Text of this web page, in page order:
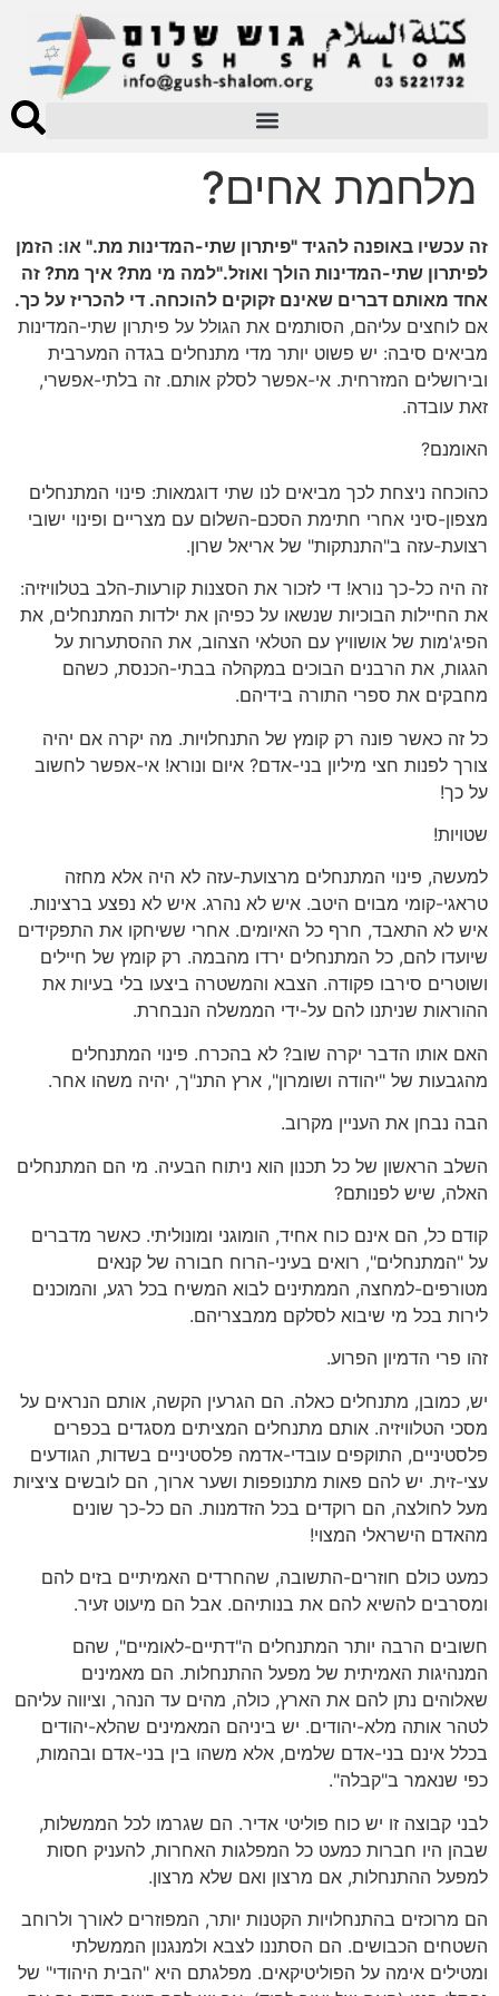
מלחמת אחים?
זה עכשיו באופנה להגיד "פיתרון שתי-המדינות מת." או: הזמן
לפיתרון שתי-המדינות הולך ואוזל."למה מי מת? איך מת? זה
אחד מאותם דברים שאינם זקוקים להוכחה. די להכריז על כך.
אם לוחצים עליהם, הסותמים את הגולל על פיתרון שתי-המדינות
מביאים סיבה: יש פשוט יותר מדי מתנחלים בגדה המערבית
ובירושלים המזרחית. אי-אפשר לסלק אותם. זה בלתי-אפשרי,
זאת עובדה.
האומנם?
כהוכחה ניצחת לכך מביאים לנו שתי דוגמאות: פינוי המתנחלים
מצפון-סיני אחרי חתימת הסכם-השלום עם מצריים ופינוי ישובי
רצועת-עזה ב"התנתקות" של אריאל שרון.
זה היה כל-כך נורא! די לזכור את הסצנות קורעות-הלב בטלוויזיה:
את החיילות הבוכיות שנשאו על כפיהן את ילדות המתנחלים, את
הפיג'מות של אושוויץ עם הטלאי הצהוב, את ההסתערות על
הגגות, את הרבנים הבוכים במקהלה בבתי-הכנסת, כשהם
מחבקים את ספרי התורה בידיהם.
כל זה כאשר פונה רק קומץ של התנחלויות. מה יקרה אם יהיה
צורך לפנות חצי מיליון בני-אדם? איום ונורא! אי-אפשר לחשוב
על כך!
שטויות!
למעשה, פינוי המתנחלים מרצועת-עזה לא היה אלא מחזה
טראגי-קומי מבוים היטב. איש לא נהרג. איש לא נפצע ברצינות.
איש לא התאבד, חרף כל האיומים. אחרי ששיחקו את התפקידים
שיועדו להם, כל המתנחלים ירדו מהבמה. רק קומץ של חיילים
ושוטרים סירבו פקודה. הצבא והמשטרה ביצעו בלי בעיות את
ההוראות שניתנו להם על-ידי הממשלה הנבחרת.
האם אותו הדבר יקרה שוב? לא בהכרח. פינוי המתנחלים
מהגבעות של "יהודה ושומרון", ארץ התנ"ך, יהיה משהו אחר.
הבה נבחן את העניין מקרוב.
השלב הראשון של כל תכנון הוא ניתוח הבעיה. מי הם המתנחלים
האלה, שיש לפנותם?
קודם כל, הם אינם כוח אחיד, הומוגני ומונוליתי. כאשר מדברים
על "המתנחלים", רואים בעיני-הרוח חבורה של קנאים
מטורפים-למחצה, הממתינים לבוא המשיח בכל רגע, והמוכנים
לירות בכל מי שיבוא לסלקם ממבצריהם.
זהו פרי הדמיון הפרוע.
יש, כמובן, מתנחלים כאלה. הם הגרעין הקשה, אותם הנראים על
מסכי הטלוויזיה. אותם מתנחלים המציתים מסגדים בכפרים
פלסטיניים, התוקפים עובדי-אדמה פלסטיניים בשדות, הגודעים
עצי-זית. יש להם פאות מתנופפות ושער ארוך, הם לובשים ציציות
מעל לחולצה, הם רוקדים בכל הזדמנות. הם כל-כך שונים
מהאדם הישראלי המצוי!
כמעט כולם חוזרים-התשובה, שהחרדים האמיתיים בזים להם
ומסרבים להשיא להם את בנותיהם. אבל הם מיעוט זעיר.
חשובים הרבה יותר המתנחלים ה"דתיים-לאומיים", שהם
המנהיגות האמיתית של מפעל ההתנחלות. הם מאמינים
שאלוהים נתן להם את הארץ, כולה, מהים עד הנהר, וציווה עליהם
לטהר אותה מלא-יהודים. יש ביניהם המאמינים שהלא-יהודים
בכלל אינם בני-אדם שלמים, אלא משהו בין בני-אדם ובהמות,
כפי שנאמר ב"קבלה".
לבני קבוצה זו יש כוח פוליטי אדיר. הם שגרמו לכל הממשלות,
שבהן היו חברות כמעט כל המפלגות האחרות, להעניק חסות
למפעל ההתנחלות, אם מרצון ואם שלא מרצון.
הם מרוכזים בהתנחלויות הקטנות יותר, המפוזרים לאורך ולרוחב
השטחים הכבושים. הם הסתננו לצבא ולמנגנון הממשלתי
ומטילים אימה על הפוליטיקאים. מפלגתם היא "הבית היהודי" של